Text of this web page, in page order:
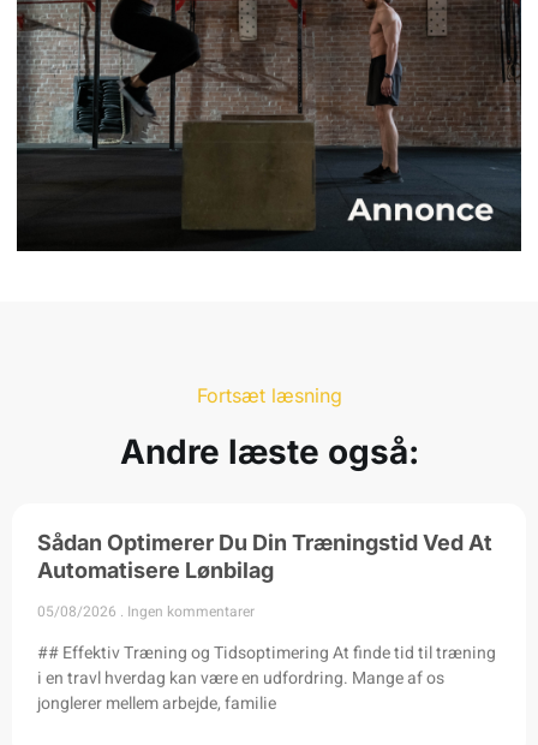
Fortsæt læsning
Andre læste også:
Sådan Optimerer Du Din Træningstid Ved At
Automatisere Lønbilag
05/08/2026 Ingen kommentarer
## Effektiv Træning og Tidsoptimering At finde tid til træning
i en travl hverdag kan være en udfordring. Mange af os
jonglerer mellem arbejde, familie